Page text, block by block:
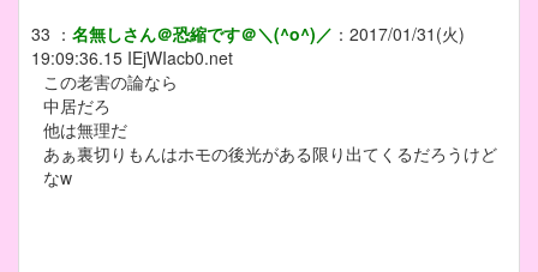
33 ： 名無しさん＠恐縮です＠＼(^o^)／ ： 2017/01/31(火)
19:09:36.15 IEjWIacb0.net
この老害の論なら
中居だろ
他は無理だ
あぁ裏切りもんはホモの後光がある限り出てくるだろうけど
なw